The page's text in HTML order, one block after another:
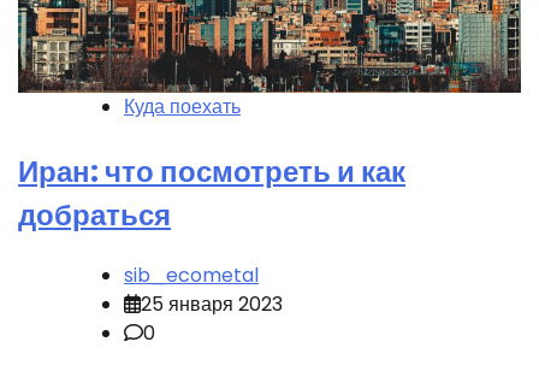
Куда поехать
Иран: что посмотреть и как
добраться
sib_ecometal
25 января 2023
0